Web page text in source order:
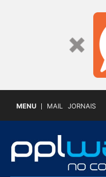
MENU MAIL JORNAIS